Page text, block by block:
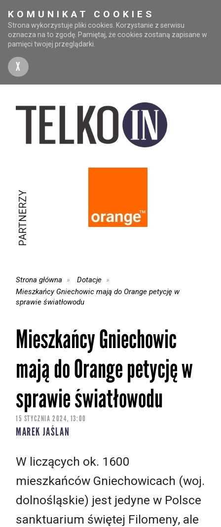
KOMUNIKAT COOKIES
Strona wykorzystuje pliki cookies. Korzystanie z serwisu
oznacza na to zgodę. Pamiętaj, że cookies zostaną zapisane w
pamięci twojej przeglądarki.
X
PARTNERZY
Strona główna
Dotacje
Mieszkańcy Gniechowic mają do Orange petycję w
sprawie światłowodu
Mieszkańcy Gniechowic
mają do Orange petycję w
sprawie światłowodu
15 STYCZNIA 2024, 13:00
MAREK JAŚLAN
W liczących ok. 1600
mieszkańców Gniechowicach (woj.
dolnośląskie) jest jedyne w Polsce
sanktuarium świętej Filomeny, ale